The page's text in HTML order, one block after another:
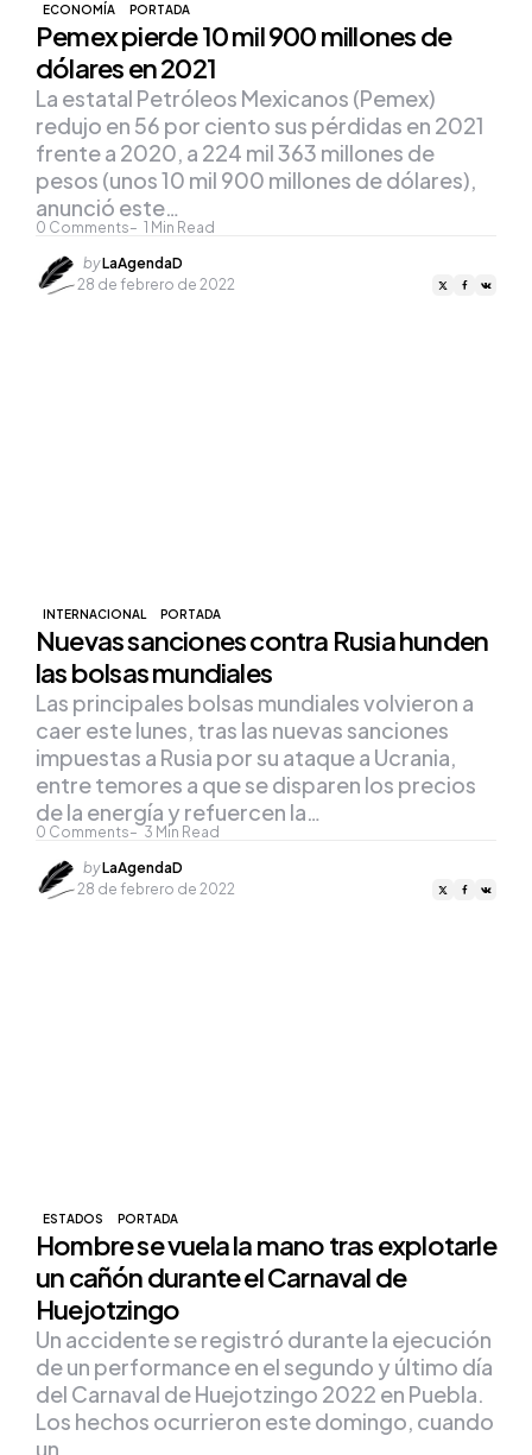
ECONOMÍA PORTADA
Pemex pierde 10 mil 900 millones de
dólares en 2021
0 Comments 1 Min Read
La estatal Petróleos Mexicanos (Pemex)
redujo en 56 por ciento sus pérdidas en 2021
frente a 2020, a 224 mil 363 millones de
pesos (unos 10 mil 900 millones de dólares),
anunció este…
Posted
by
byLaAgendaD
28 de febrero de 2022
INTERNACIONAL PORTADA
Nuevas sanciones contra Rusia hunden
las bolsas mundiales
0 Comments 3 Min Read
Las principales bolsas mundiales volvieron a
caer este lunes, tras las nuevas sanciones
impuestas a Rusia por su ataque a Ucrania,
entre temores a que se disparen los precios
de la energía y refuercen la…
Posted
by
byLaAgendaD
28 de febrero de 2022
ESTADOS PORTADA
Hombre se vuela la mano tras explotarle
un cañón durante el Carnaval de
Huejotzingo
Un accidente se registró durante la ejecución
de un performance en el segundo y último día
del Carnaval de Huejotzingo 2022 en Puebla.
Los hechos ocurrieron este domingo, cuando
un…